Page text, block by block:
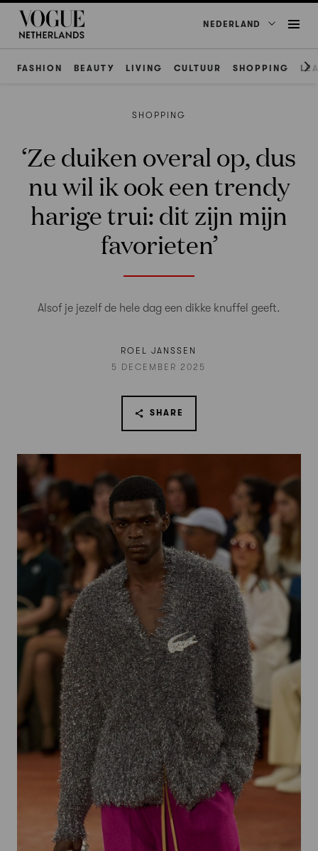
NEDERLAND
FASHION BEAUTY LIVING CULTUUR SHOPPING
SHOPPING
‘Ze duiken overal op, dus
nu wil ik ook een trendy
harige trui: dit zijn mijn
favorieten’
Alsof je jezelf de hele dag een dikke knuffel geeft.
ROEL JANSSEN
5 DECEMBER 2025
SHARE